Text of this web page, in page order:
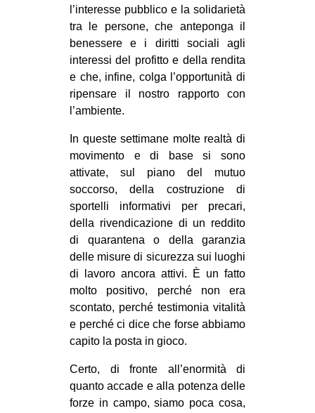
l’interesse pubblico e la solidarietà
tra le persone, che anteponga il
benessere e i diritti sociali agli
interessi del profitto e della rendita
e che, infine, colga l’opportunità di
ripensare il nostro rapporto con
l’ambiente.
In queste settimane molte realtà di
movimento e di base si sono
attivate, sul piano del mutuo
soccorso, della costruzione di
sportelli informativi per precari,
della rivendicazione di un reddito
di quarantena o della garanzia
delle misure di sicurezza sui luoghi
di lavoro ancora attivi. È un fatto
molto positivo, perché non era
scontato, perché testimonia vitalità
e perché ci dice che forse abbiamo
capito la posta in gioco.
Certo, di fronte all’enormità di
quanto accade e alla potenza delle
forze in campo, siamo poca cosa,